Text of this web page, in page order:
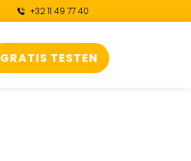
+32 11 49 77 40
GRATIS TESTEN